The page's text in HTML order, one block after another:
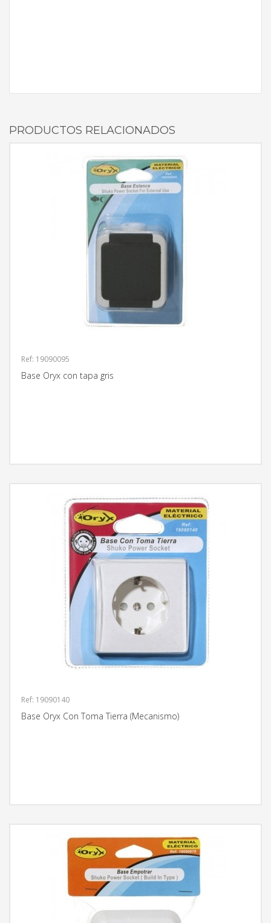
PRODUCTOS RELACIONADOS
Ref: 19090095
Base Oryx con tapa gris
Ref: 19090140
Base Oryx Con Toma Tierra (Mecanismo)